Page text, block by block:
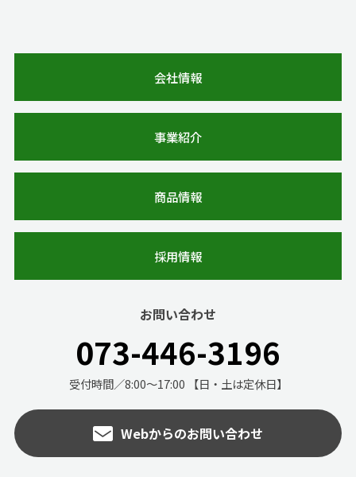
会社情報
事業紹介
商品情報
採用情報
お問い合わせ
073-446-3196
受付時間／8:00～17:00 【日・土は定休日】
Webからのお問い合わせ